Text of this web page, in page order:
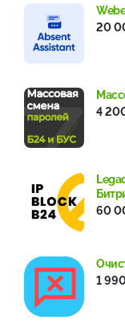
20
4
60
1